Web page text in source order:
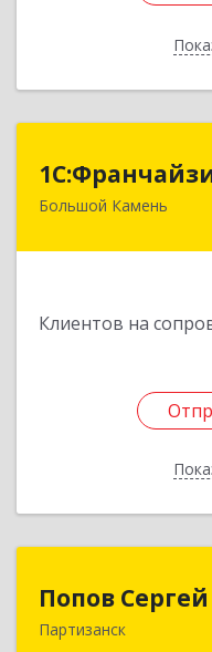
Большой Камень
Клиентов на
692806,
Попов
Партизанск
Попов
692922,